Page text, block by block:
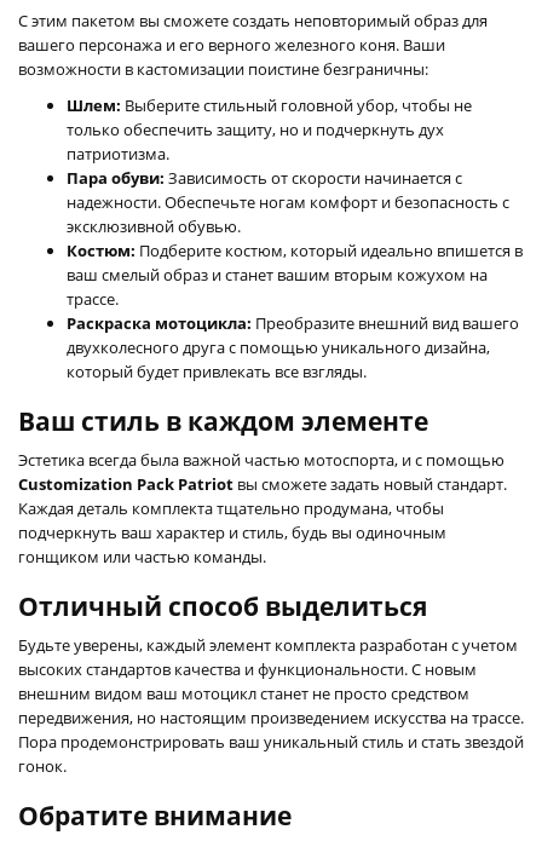
С этим пакетом вы сможете создать неповторимый образ для
вашего персонажа и его верного железного коня. Ваши
возможности в кастомизации поистине безграничны:
Шлем: Выберите стильный головной убор, чтобы не
только обеспечить защиту, но и подчеркнуть дух
патриотизма.
Пара обуви: Зависимость от скорости начинается с
надежности. Обеспечьте ногам комфорт и безопасность с
эксклюзивной обувью.
Костюм: Подберите костюм, который идеально впишется в
ваш смелый образ и станет вашим вторым кожухом на
трассе.
Раскраска мотоцикла: Преобразите внешний вид вашего
двухколесного друга с помощью уникального дизайна,
который будет привлекать все взгляды.
Ваш стиль в каждом элементе
Эстетика всегда была важной частью мотоспорта, и с помощью
Customization Pack Patriot вы сможете задать новый стандарт.
Каждая деталь комплекта тщательно продумана, чтобы
подчеркнуть ваш характер и стиль, будь вы одиночным
гонщиком или частью команды.
Отличный способ выделиться
Будьте уверены, каждый элемент комплекта разработан с учетом
высоких стандартов качества и функциональности. С новым
внешним видом ваш мотоцикл станет не просто средством
передвижения, но настоящим произведением искусства на трассе.
Пора продемонстрировать ваш уникальный стиль и стать звездой
гонок.
Обратите внимание